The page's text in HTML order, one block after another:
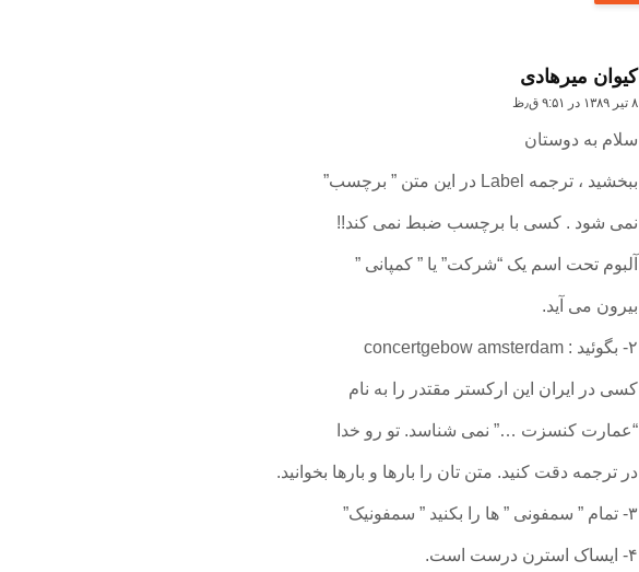
کیوان میرهادی
۸ تیر ۱۳۸۹ در ۹:۵۱ ق٫ظ
سلام به دوستان
ببخشید ، ترجمه Label در این متن ” برچسب”
نمی شود . کسی با برچسب ضبط نمی کند!!
آلبوم تحت اسم یک “شرکت” یا ” کمپانی ”
بیرون می آید.
۲- بگوئید : concertgebow amsterdam
کسی در ایران این ارکستر مقتدر را به نام
“عمارت کنسزت …” نمی شناسد. تو رو خدا
در ترجمه دقت کنید. متن تان را بارها و بارها بخوانید.
۳- تمام ” سمفونی ” ها را بکنید ” سمفونیک”
۴- ایساک استرن درست است.